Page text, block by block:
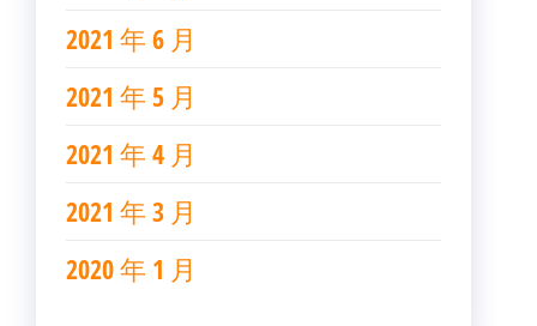
2021 年 6 月
2021 年 5 月
2021 年 4 月
2021 年 3 月
2020 年 1 月